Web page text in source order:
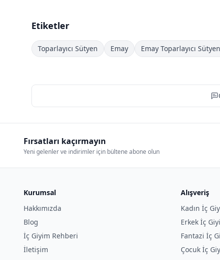
Etiketler
Toparlayıcı Sütyen Emay Emay Toparlayıcı Sütyen
Fırsatları kaçırmayın
Yeni gelenler ve indirimler için bültene abone olun
Kurumsal
Hakkımızda
Blog
İç Giyim Rehberi
İletişim
Alışveriş
Kadın İç
Erkek İç
Fantazi İç
Çocuk İç